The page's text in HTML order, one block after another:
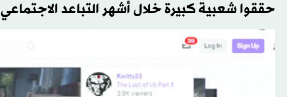
حققوا شعبية كبيرة خلال أشهر التباعد الاجتماعي